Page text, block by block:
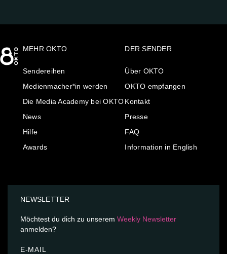
MEHR OKTO
Sendereihen
Medienmacher*in werden
Die Media Academy bei OKTO
News
Hilfe
Awards
DER SENDER
Über OKTO
OKTO empfangen
Kontakt
Presse
FAQ
Information in English
NEWSLETTER
Möchtest du dich zu unserem Weekly Newsletter
anmelden?
E-MAIL